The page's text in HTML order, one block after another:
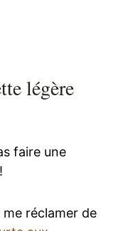
légère
faire une
réclamer de